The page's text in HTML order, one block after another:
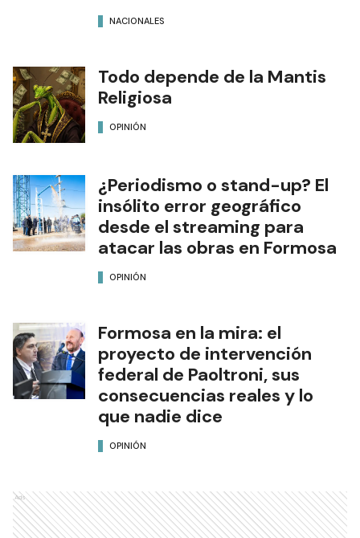
NACIONALES
Todo depende de la Mantis
Religiosa
OPINIÓN
¿Periodismo o stand-up? El
insólito error geográfico
desde el streaming para
atacar las obras en Formosa
OPINIÓN
Formosa en la mira: el
proyecto de intervención
federal de Paoltroni, sus
consecuencias reales y lo
que nadie dice
OPINIÓN
Ads